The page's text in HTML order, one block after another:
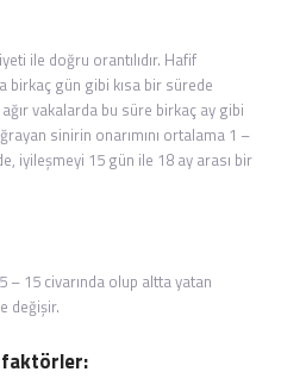
ile doğru orantılıdır. Hafif
birkaç gün gibi kısa bir sürede
vakalarda bu süre birkaç ay gibi
sinirin onarımını ortalama 1 –
iyileşmeyi 15 gün ile 18 ay arası bir
– 15 civarında olup altta yatan
değişir.
faktörler: